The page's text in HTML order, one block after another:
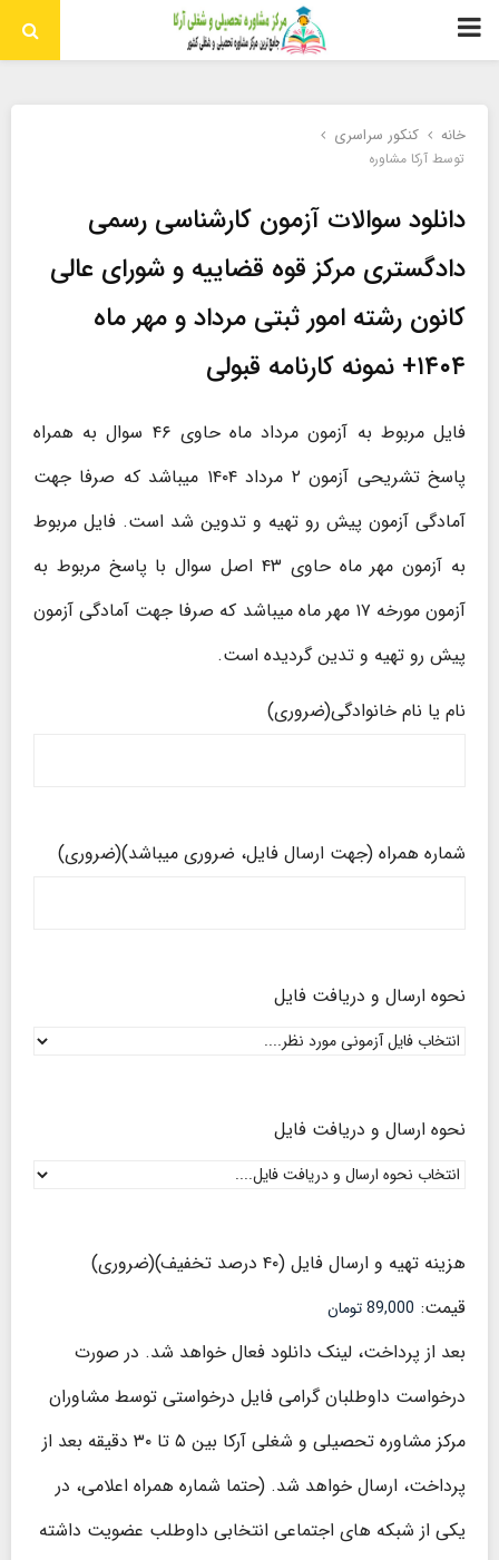
منوی
خانه کنکور سراسری
توسط آرکا مشاوره
دانلود سوالات آزمون کارشناسی رسمی
دادگستری مرکز قوه قضاییه و شورای عالی
کانون رشته امور ثبتی مرداد و مهر ماه
۱۴۰۴+ نمونه کارنامه قبولی
فایل مربوط به آزمون مرداد ماه حاوی ۴۶ سوال به همراه
پاسخ تشریحی آزمون ۲ مرداد ۱۴۰۴ میباشد که صرفا جهت
آمادگی آزمون پیش رو تهیه و تدوین شد است. فایل مربوط
به آزمون مهر ماه حاوی ۴۳ اصل سوال با پاسخ مربوط به
آزمون مورخه ۱۷ مهر ماه میباشد که صرفا جهت آمادگی آزمون
پیش رو تهیه و تدین گردیده است.
نام یا نام خانوادگی(ضروری)
شماره همراه (جهت ارسال فایل، ضروری میباشد)(ضروری)
نحوه ارسال و دریافت فایل
نحوه ارسال و دریافت فایل
هزینه تهیه و ارسال فایل (۴۰ درصد تخفیف)
(ضروری)
قیمت:
بعد از پرداخت، لینک دانلود فعال خواهد شد. در صورت
درخواست داوطلبان گرامی فایل درخواستی توسط مشاوران
مرکز مشاوره تحصیلی و شغلی آرکا بین ۵ تا ۳۰ دقیقه بعد از
پرداخت، ارسال خواهد شد. (حتما شماره همراه اعلامی، در
یکی از شبکه های اجتماعی انتخابی داوطلب عضویت داشته